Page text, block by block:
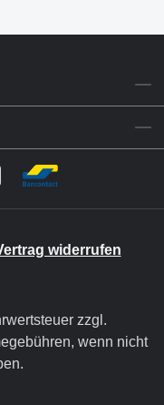
widerrufen
zzgl.
wenn nicht